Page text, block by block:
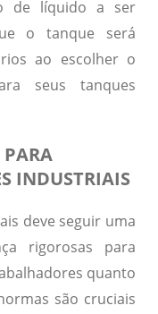
de líquido a ser
o tanque será
ao escolher o
seus tanques
PARA
INDUSTRIAIS
deve seguir uma
rigorosas para
quanto
são cruciais